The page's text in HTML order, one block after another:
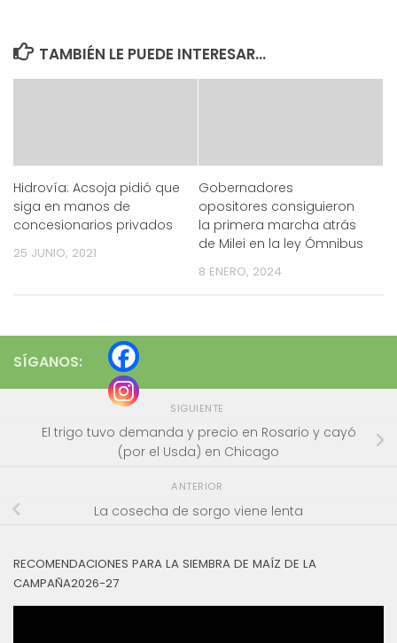
TAMBIÉN LE PUEDE INTERESAR...
Hidrovía: Acsoja pidió que
siga en manos de
concesionarios privados
25 JUNIO, 2021
Gobernadores
opositores consiguieron
la primera marcha atrás
de Milei en la ley Ómnibus
8 ENERO, 2024
SÍGANOS:
SIGUIENTE
El trigo tuvo demanda y precio en Rosario y cayó
(por el Usda) en Chicago
ANTERIOR
La cosecha de sorgo viene lenta
RECOMENDACIONES PARA LA SIEMBRA DE MAÍZ DE LA
CAMPAÑA2026-27